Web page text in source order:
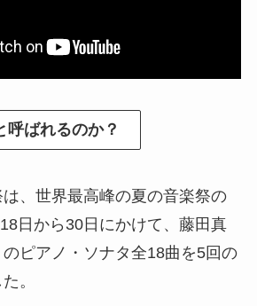
呼ばれるのか？
、世界最高峰の夏の音楽祭の
日から30日にかけて、藤田真
ピアノ・ソナタ全18曲を5回の
。